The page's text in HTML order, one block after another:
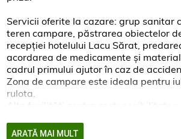
Servicii oferite la cazare: grup sanitar
teren campare, păstrarea obiectelor
recepţiei hotelului Lacu Sărat,
acordarea de medicamente şi
cadrul primului ajutor în caz de
Zona de campare este ideala pentru
rulota.
Alte facilităţi contra cost: posibilitatea
balneaţie liberă (băi de soare şi nămol)
ARATĂ MAI MULT